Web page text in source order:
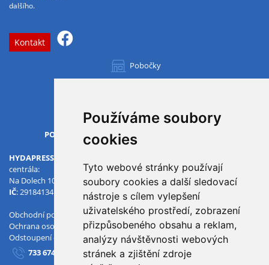
Používáme soubory
cookies
Tyto webové stránky používají
soubory cookies a další sledovací
nástroje s cílem vylepšení
uživatelského prostředí, zobrazení
přizpůsobeného obsahu a reklam,
analýzy návštěvnosti webových
stránek a zjištění zdroje
dalšího.
Kontakt
Pobočky
OTVÍRACÍ DOBA
PO-PÁ
HYDAPRESS CZ s.r.o.
centrála:
Na Dolech 109 586 01 Jihlava
IČ: 29184134 : CZ29184134
Obchodní podmínky
Ochrana osobních údajů
Odstoupení od smlouvy
733 674 293